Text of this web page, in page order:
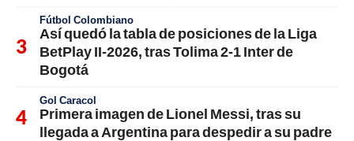
Fútbol Colombiano
Así quedó la tabla de posiciones de la Liga
BetPlay II-2026, tras Tolima 2-1 Inter de
Bogotá
Gol Caracol
Primera imagen de Lionel Messi, tras su
llegada a Argentina para despedir a su padre